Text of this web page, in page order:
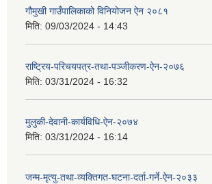
गौमुखी गाउँपालिकाको विनियोजन ऐन २०८१
मिति: 09/03/2024 - 14:43
राष्ट्रिय-परिचयपत्र-तथा-पञ्जीकरण-ऐन-२०७६
मिति: 03/31/2024 - 16:32
मुलुकी-देवानी-कार्यविधि-ऐन-२०७४
मिति: 03/31/2024 - 16:14
जन्म-मृत्यु-तथा-व्यक्तिगत-घटना-दर्ता-गर्ने-ऐन-२०३३